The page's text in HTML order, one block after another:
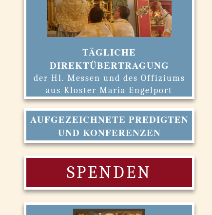
TÄGLICHE
DIREKTÜBERTRAGUNG
der Hl. Messen und des Offiziums
aus Kloster Maria Engelport
AUFGEZEICHNETE PREDIGTEN
UND KONFERENZEN
SPENDEN